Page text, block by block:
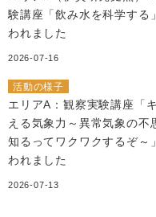
験講座「飲み水を科学する
われました
2026-07-16
活動の様子
エリアA：観察実験講座「
える気象力～異常気象の不
知るってワクワクするぞ～
われました
2026-07-13